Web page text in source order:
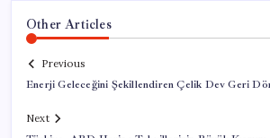
Other Articles
Previous
Enerji Geleceğini Şekillendiren Çelik Dev Geri
Next